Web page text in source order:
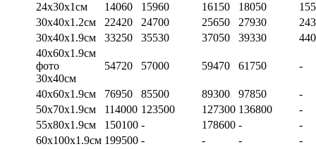
24х30х1см
14060 15960 16150 18050
30х40х1.2см
22420 24700 25650 27930
30х40х1.9см
33250 35530 37050 39330
40х60х1.9см
фото
30х40см
54720 57000 59470 61750 -
40х60х1.9см 76950 85500 89300 97850
-
50х70х1.9см
114000 123500 127300 136800
-
55х80х1.9см
150100 - 178600 -
-
60х100х1.9см 199500 - - -
-